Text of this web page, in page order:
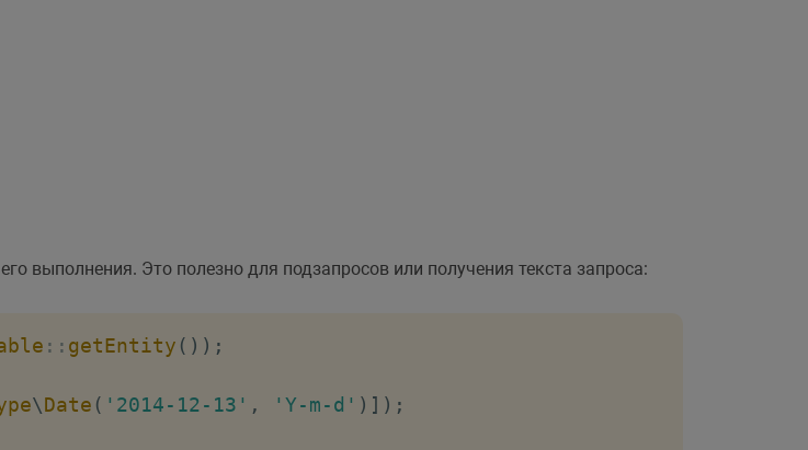
выполнения. Это полезно для подзапросов или получения текста запроса:
:: getEntity ( ) ) ;
\Date ( '2014-12-13' , 'Y-m-d' ) ] ) ;